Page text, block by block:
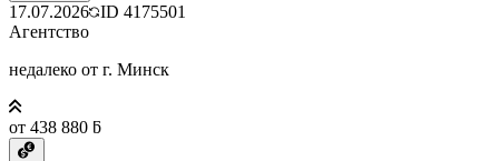
17.07.2026 ID 4175501
Агентство
недалеко от г. Минск
от 438 880 ƃ